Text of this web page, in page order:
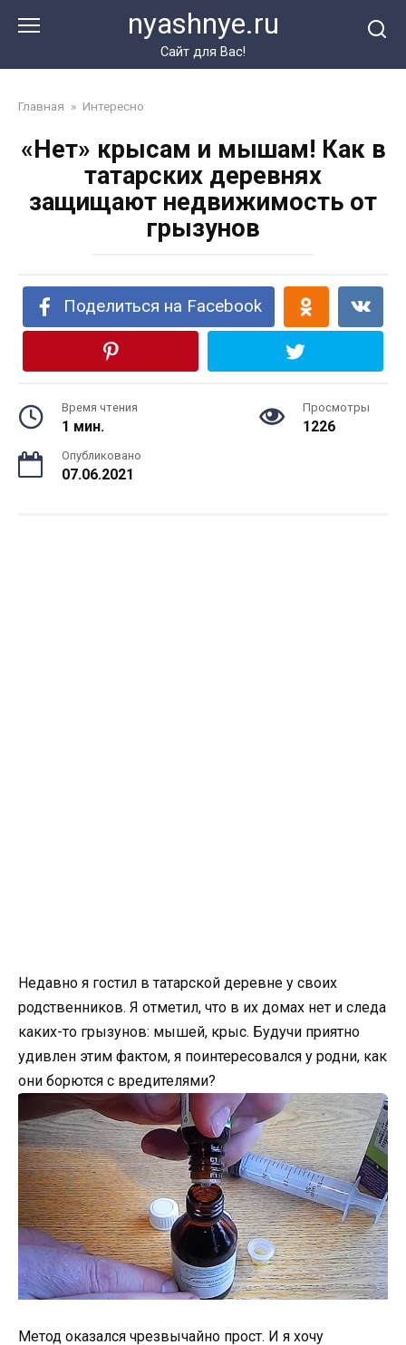
nyashnye.ru
Сайт для Вас!
Главная » Интересно
«Нет» крысам и мышам! Как в
татарских деревнях
защищают недвижимость от
грызунов
Поделиться на Facebook
Время чтения
1 мин.
Просмотры
1226
Опубликовано
07.06.2021
Недавно я гостил в татарской деревне у своих
родственников. Я отметил, что в их домах нет и следа
каких-то грызунов: мышей, крыс. Будучи приятно
удивлен этим фактом, я поинтересовался у родни, как
они борются с вредителями?
Метод оказался чрезвычайно прост. И я хочу